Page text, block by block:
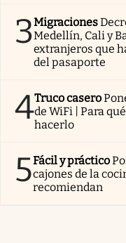
3Migraciones
Medellín, Cali y
extranjeros que
del pasaporte
4Truco casero
de WiFi | Para
hacerlo
5Fácil y práctico
cajones de la
recomiendan